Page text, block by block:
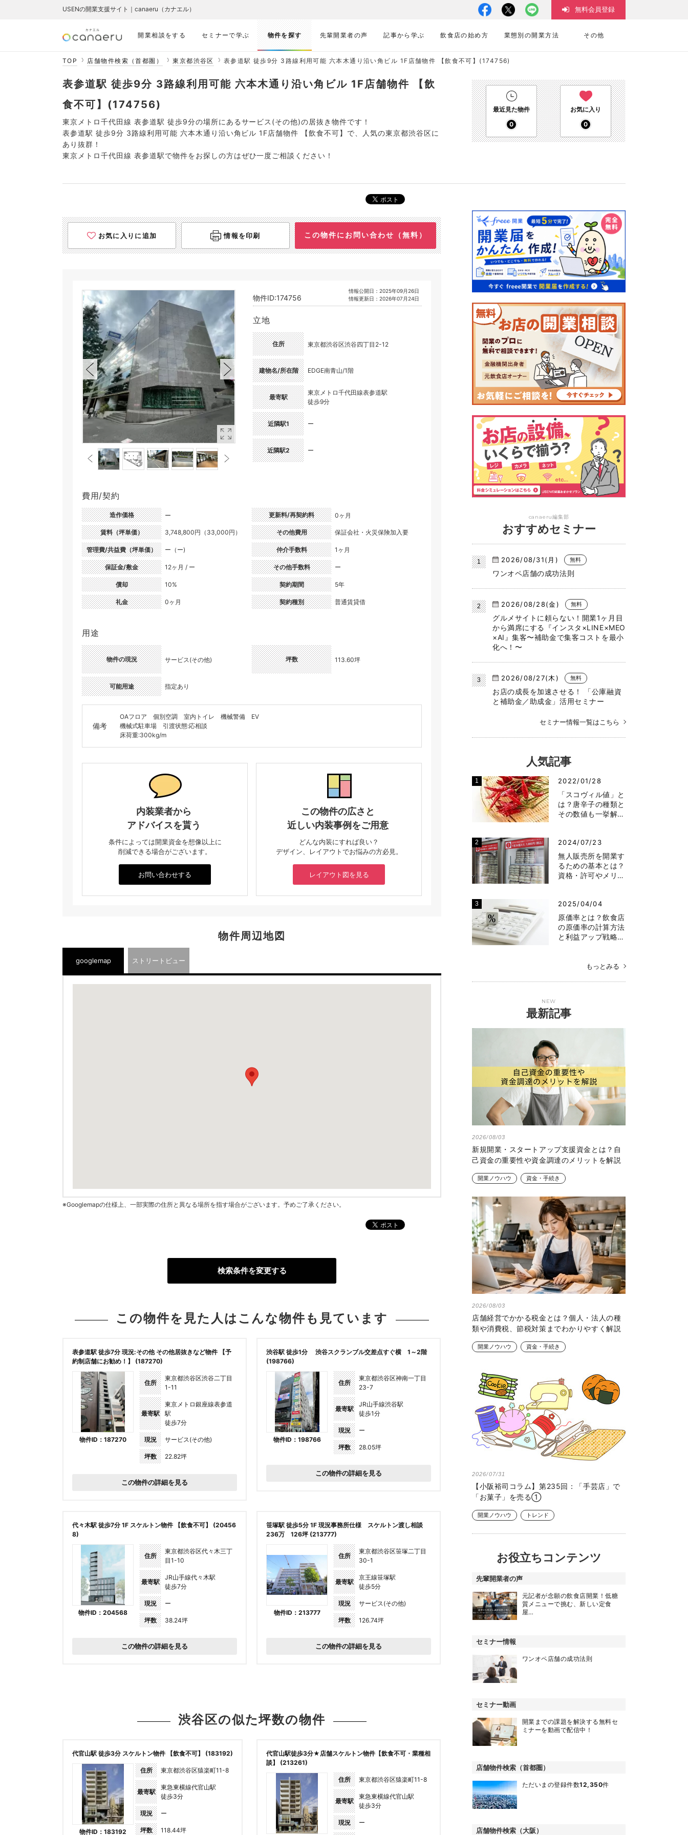
開業相談をする セミナーで学ぶ 物件を探す 先輩開業者の声 記事から学ぶ 飲食店の始め方 業態別の開業方法 その他
USENの開業支援サイト｜canaeru（カナエル） 無料会員登録
TOP 店舗物件検索（首都圏） 東京都渋谷区 表参道駅 徒歩9分 3路線利用可能 六本木通り沿い角ビル 1F店舗物件 【飲食不可】(174756)
表参道駅 徒歩9分 3路線利用可能 六本木通り沿い角ビル 1F店舗物件 【飲
食不可】(174756)
東京メトロ千代田線 表参道駅 徒歩9分の場所にあるサービス(その他)の居抜き物件です！
表参道駅 徒歩9分 3路線利用可能 六本木通り沿い角ビル 1F店舗物件 【飲食不可】で、人気の東京都渋谷区に
あり抜群！
東京メトロ千代田線 表参道駅で物件をお探しの方はぜひ一度ご相談ください！
最近見た物件
0
お気に入り
0
お気に入りに追加 情報を印刷 この物件にお問い合わせ（無料）
物件ID:174756
情報公開日：2025年09月26日
情報更新日：2026年07月24日
立地
住所 東京都渋谷区渋谷四丁目2-12
建物名/所在階 EDGE南青山/1階
最寄駅
東京メトロ千代田線表参道駅
徒歩9分
近隣駅1 ー
近隣駅2 ー
費用/契約
造作価格 ー
賃料（坪単価） 3,748,800円（33,000円）
管理費/共益費（坪単価） ー（ー)
保証金/敷金 12ヶ月 / ー
償却 10%
礼金 0ヶ月
更新料/再契約料 0ヶ月
その他費用 保証会社・火災保険加入要
仲介手数料 1ヶ月
その他手数料 ー
契約期間 5年
契約種別 普通賃貸借
用途
物件の現況 サービス(その他)
可能用途 指定あり
坪数 113.60坪
備考
OAフロア 個別空調 室内トイレ 機械警備 EV
機械式駐車場 引渡状態:応相談
床荷重:300kg/m
内装業者から
アドバイスを貰う
条件によっては開業資金を想像以上に
削減できる場合がございます。
お問い合わせする
この物件の広さと
近しい内装事例をご用意
どんな内装にすれば良い？
デザイン、レイアウトでお悩みの方必見。
レイアウト図を見る
物件周辺地図
googlemap ストリートビュー
※Googlemapの仕様上、一部実際の住所と異なる場所を指す場合がございます。予めご了承ください。
検索条件を変更する
この物件を見た人はこんな物件も見ています
表参道駅 徒歩7分 現況:その他 その他居抜きなど物件 【予
約制店舗にお勧め！】 (187270)
物件ID：187270
住所
東京都渋谷区渋谷二丁目
1-11
最寄駅
東京メトロ銀座線表参道
駅
徒歩7分
現況 サービス(その他)
坪数 22.82坪
この物件の詳細を見る
渋谷駅 徒歩1分 渋谷スクランブル交差点すぐ横 1～2階
(198766)
物件ID：198766
住所
東京都渋谷区神南一丁目
23-7
最寄駅
JR山手線渋谷駅
徒歩1分
現況 ー
坪数 28.05坪
この物件の詳細を見る
代々木駅 徒歩7分 1F スケルトン物件 【飲食不可】 (20456
8)
物件ID：204568
住所
東京都渋谷区代々木三丁
目1-10
最寄駅
JR山手線代々木駅
徒歩7分
現況 ー
坪数 38.24坪
この物件の詳細を見る
笹塚駅 徒歩5分 1F 現況事務所仕様 スケルトン渡し相談
236万 126坪 (213777)
物件ID：213777
住所
東京都渋谷区笹塚二丁目
30-1
最寄駅
京王線笹塚駅
徒歩5分
現況 サービス(その他)
坪数 126.74坪
この物件の詳細を見る
渋谷区の似た坪数の物件
代官山駅 徒歩3分 スケルトン物件 【飲食不可】 (183192)
物件ID：183192
住所 東京都渋谷区猿楽町11-8
最寄駅
東急東横線代官山駅
徒歩3分
現況 ー
坪数 118.44坪
代官山駅徒歩3分★店舗スケルトン物件【飲食不可・業種相
談】 (213261)
住所 東京都渋谷区猿楽町11-8
最寄駅
東急東横線代官山駅
徒歩3分
現況 ー
canaeru編集部
おすすめセミナー
2026/08/31(月) 無料
ワンオペ店舗の成功法則
2026/08/28(金) 無料
グルメサイトに頼らない！開業1ヶ月目
から満席にする『インスタ×LINE×MEO
×AI』集客〜補助金で集客コストを最小
化へ！〜
2026/08/27(木) 無料
お店の成長を加速させる！ 「公庫融資
と補助金／助成金」活用セミナー
セミナー情報一覧はこちら
人気記事
2022/01/28
「スコヴィル値」と
は？唐辛子の種類と
その数値も一挙解…
2024/07/23
無人販売所を開業す
るための基本とは？
資格・許可やメリ…
2025/04/04
原価率とは？飲食店
の原価率の計算方法
と利益アップ戦略…
もっとみる
NEW
最新記事
2026/08/03
新規開業・スタートアップ支援資金とは？自
己資金の重要性や資金調達のメリットを解説
開業ノウハウ 資金・手続き
2026/08/03
店舗経営でかかる税金とは？個人・法人の種
類や消費税、節税対策までわかりやすく解説
開業ノウハウ 資金・手続き
2026/07/31
【小阪裕司コラム】第235回：「手芸店」で
「お菓子」を売る①
開業ノウハウ トレンド
お役立ちコンテンツ
先輩開業者の声
元記者が念願の飲食店開業！低糖
質メニューで挑む、新しい定食
屋…
セミナー情報
ワンオペ店舗の成功法則
セミナー動画
開業までの課題を解決する無料セ
ミナーを動画で配信中！
店舗物件検索（首都圏）
ただいまの登録件数12,350件
店舗物件検索（大阪）